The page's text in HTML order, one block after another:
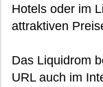
Hotels oder im
attraktiven
Das Liquidrom
URL auch im